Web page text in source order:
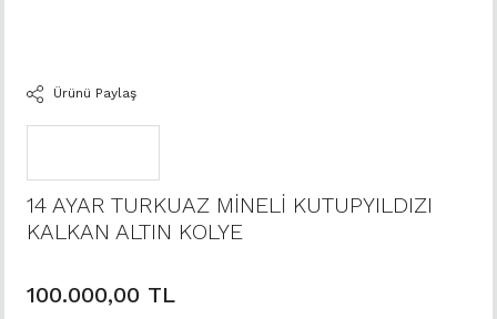
Ürünü Paylaş
14 AYAR TURKUAZ MİNELİ KUTUPYILDIZI
KALKAN ALTIN KOLYE
100.000,00 TL